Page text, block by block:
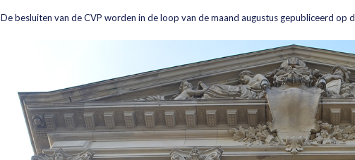
De besluiten van de CVP worden in de loop van de maand augustus gepubliceerd op